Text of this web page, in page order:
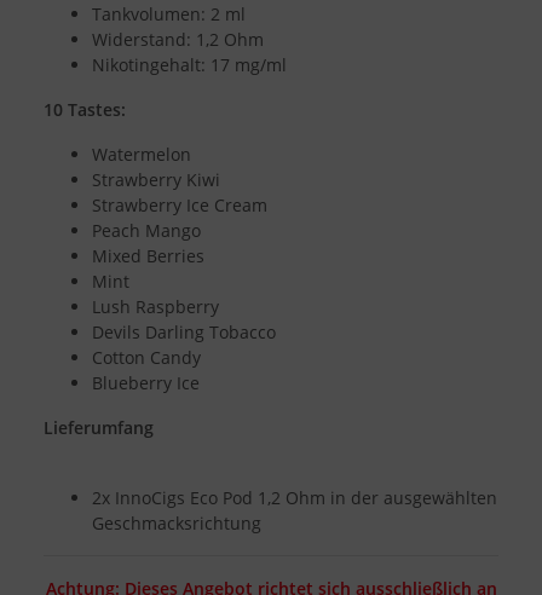
Tankvolumen: 2 ml
Widerstand: 1,2 Ohm
Nikotingehalt: 17 mg/ml
10 Tastes:
Watermelon
Strawberry Kiwi
Strawberry Ice Cream
Peach Mango
Mixed Berries
Mint
Lush Raspberry
Devils Darling Tobacco
Cotton Candy
Blueberry Ice
Lieferumfang
2x InnoCigs Eco Pod 1,2 Ohm in der ausgewählten
Geschmacksrichtung
Achtung: Dieses Angebot richtet sich ausschließlich an